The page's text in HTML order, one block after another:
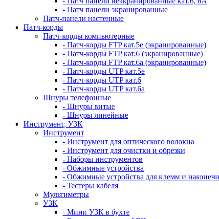
- Патч панели экранированные
Патч-панели настенные
Патч-корды
Патч-корды компьютерные
- Патч-корды FTP кат.5е (экранированные)
- Патч-корды FTP кат.6 (экранированные)
- Патч-корды FTP кат.6а (экранированные)
- Патч-корды UTP кат.5е
- Патч-корды UTP кат.6
- Патч-корды UTP кат.6а
Шнуры телефонные
- Шнуры витые
- Шнуры линейные
Инструмент, УЗК
Инструмент
- Инструмент для оптического волокна
- Инструмент для очистки и обрезки
- Наборы инструментов
- Обжимные устройства
- Обжимные устройства для клемм и
- Тестеры кабеля
Мультиметры
УЗК
- Мини УЗК в бухте